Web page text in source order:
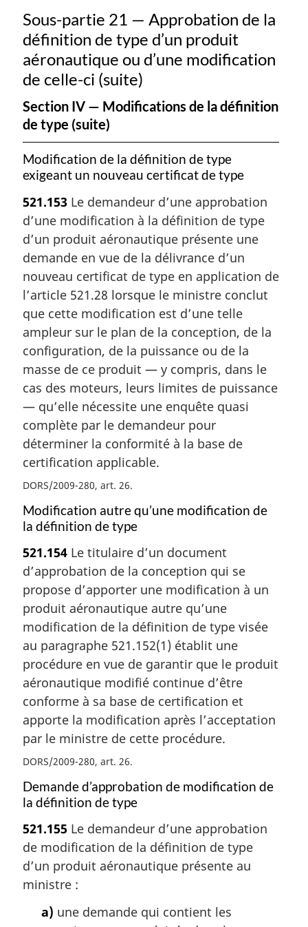
Sous-partie 21 — Approbation de la
définition de type d’un produit
aéronautique ou d’une modification
de celle-ci (suite)
Section IV — Modifications de la définition
de type (suite)
Modification de la définition de type
exigeant un nouveau certificat de type
521.153 Le demandeur d’une approbation
d’une modification à la définition de type
d’un produit aéronautique présente une
demande en vue de la délivrance d’un
nouveau certificat de type en application de
l’article 521.28 lorsque le ministre conclut
que cette modification est d’une telle
ampleur sur le plan de la conception, de la
configuration, de la puissance ou de la
masse de ce produit — y compris, dans le
cas des moteurs, leurs limites de puissance
— qu’elle nécessite une enquête quasi
complète par le demandeur pour
déterminer la conformité à la base de
certification applicable.
DORS/2009-280, art. 26
Modification autre qu’une modification de
la définition de type
521.154 Le titulaire d’un document
d’approbation de la conception qui se
propose d’apporter une modification à un
produit aéronautique autre qu’une
modification de la définition de type visée
au paragraphe 521.152(1) établit une
procédure en vue de garantir que le produit
aéronautique modifié continue d’être
conforme à sa base de certification et
apporte la modification après l’acceptation
par le ministre de cette procédure.
DORS/2009-280, art. 26
Demande d’approbation de modification de
la définition de type
521.155 Le demandeur d’une approbation
de modification de la définition de type
d’un produit aéronautique présente au
ministre :
a) une demande qui contient les